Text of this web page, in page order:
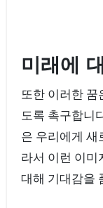
미래에
또한 이러한 꿈
도록 촉구합니
은 우리에게 새
라서 이런 이미
대해 기대감을